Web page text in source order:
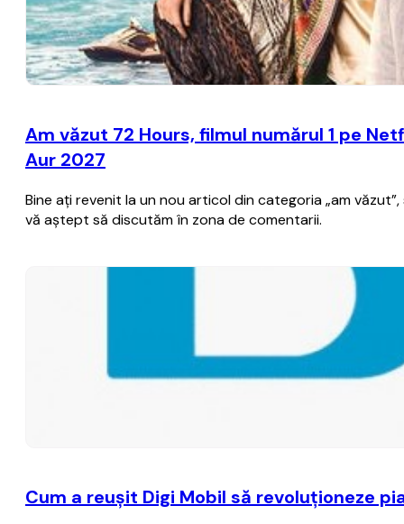
Am văzut 72 Hours, filmul numărul 1 pe
Aur 2027
Bine aţi revenit la un nou articol din categoria „am
vă aştept să discutăm în zona de comentarii.
Cum a reuşit Digi Mobil să revoluţioneze